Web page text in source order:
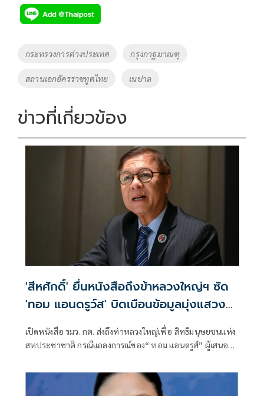
e
b
o
k
tt
er
p
y
Li
n
k
Tags
กระทรวงการต่างประเทศ กรุงกาฐมาณฑุ
สถานเอกอัครราชทูตไทย เนปาล
ข่าวที่เกี่ยวข้อง
'สีหศักดิ์' ยื่นหนังสือถึงข้าหลวงใหญ่ฯ ซัด
'ทอม แอนดรูว์ส' บิดเบือนข้อมูลมุ่งแสวงหา
เปิดหนังสือ รมว. กต. ส่งถึงท่าหลวงใหญ่เพื่อ สิทธิมนุษยชนแห่ง
สหประชาชาติ กรณีแถลงการณ์ของ“ ทอม แอนดรูส์” ผู้เสนอ
พาดพิงไทยด้วยข้อมูลที่ไม่ตรงกับความเป็นจริง